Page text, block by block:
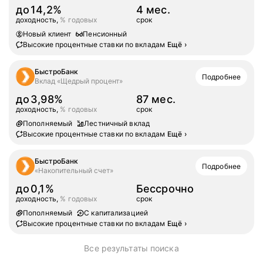
до14,2%
доходность, % годовых
4 мес.
срок
Новый клиент
Пенсионный
Высокие процентные ставки по вкладам Ещё ›
БыстроБанк
Вклад «Щедрый процент»
Подробнее
до3,98%
доходность, % годовых
87 мес.
срок
Пополняемый
Лестничный вклад
Высокие процентные ставки по вкладам Ещё ›
БыстроБанк
«Накопительный счет»
Подробнее
до0,1%
доходность, % годовых
Бессрочно
срок
Пополняемый
С капитализацией
Высокие процентные ставки по вкладам Ещё ›
Все результаты поиска